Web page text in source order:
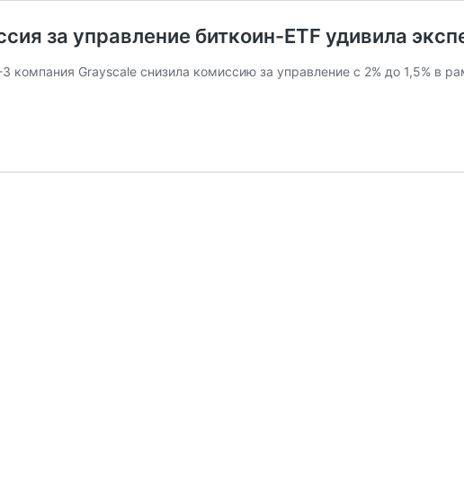
за управление биткоин-ETF удивила
компания Grayscale снизила комиссию за управление с 2% до 1,5% в